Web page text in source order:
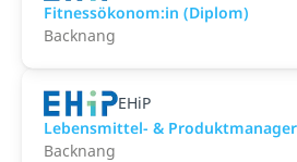
Fitnessökonom:in (Diplom)
Backnang
EHiP
Lebensmittel- &
Backnang